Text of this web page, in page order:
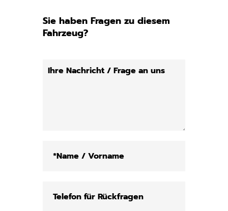
Sie haben Fragen zu diesem
Fahrzeug?